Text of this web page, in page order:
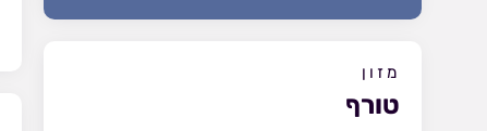
מזון
טורף